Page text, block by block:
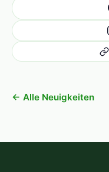
← Alle Neuigkeiten